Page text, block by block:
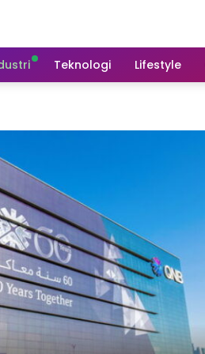
Teknologi Lifestyle